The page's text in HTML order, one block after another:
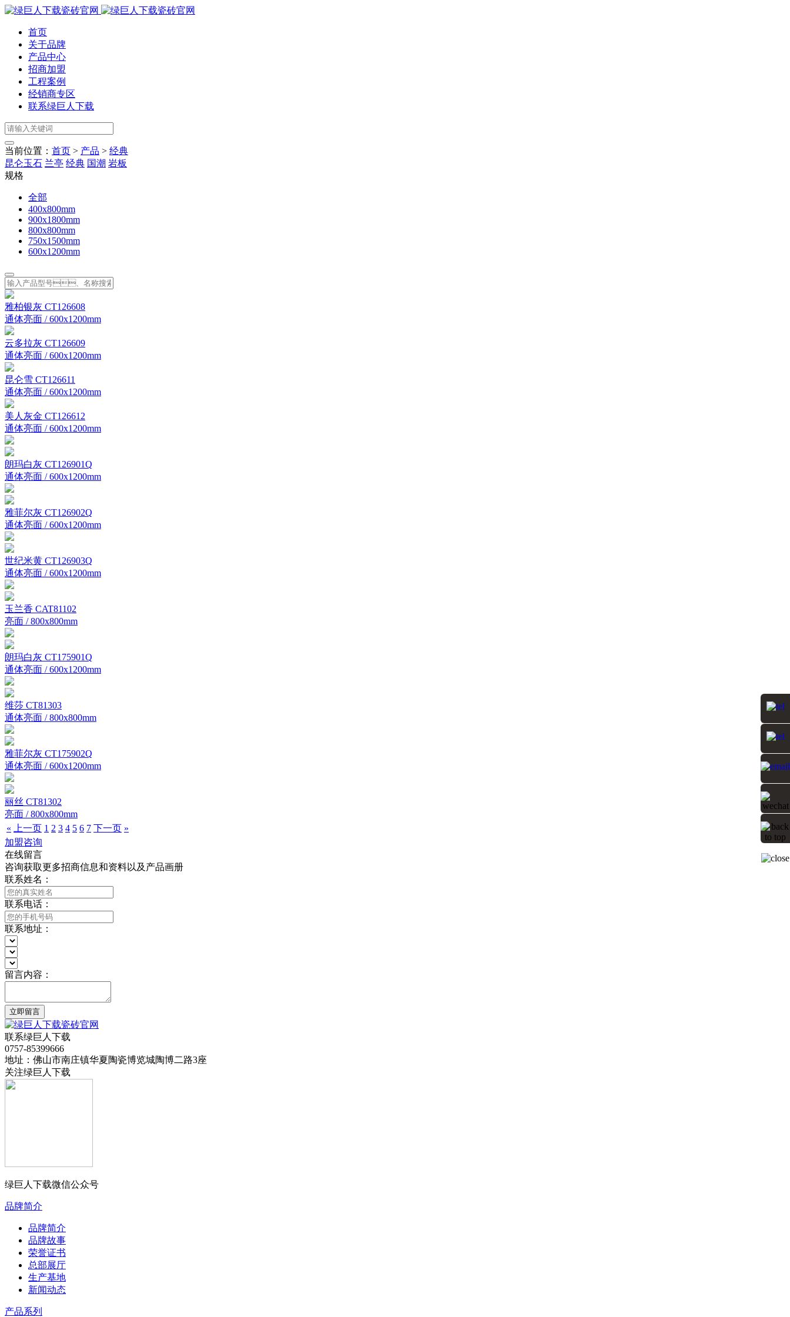
首页
关于品牌
产品中心
招商加盟
工程案例
经销商专区
联系绿巨人下载
当前位置： 首页 > 产品 > 经典
昆仑玉石 兰亭 经典 国潮 岩板
规格
全部
400x800mm
900x1800mm
800x800mm
750x1500mm
600x1200mm
雅柏银灰 CT126608
通体亮面 / 600x1200mm
云多拉灰 CT126609
通体亮面 / 600x1200mm
昆仑雪 CT126611
通体亮面 / 600x1200mm
美人灰金 CT126612
通体亮面 / 600x1200mm
朗玛白灰 CT126901Q
通体亮面 / 600x1200mm
雅菲尔灰 CT126902Q
通体亮面 / 600x1200mm
世纪米黄 CT126903Q
通体亮面 / 600x1200mm
玉兰香 CAT81102
亮面 / 800x800mm
朗玛白灰 CT175901Q
通体亮面 / 600x1200mm
维莎 CT81303
通体亮面 / 800x800mm
雅菲尔灰 CT175902Q
通体亮面 / 600x1200mm
丽丝 CT81302
亮面 / 800x800mm
«
上一页 1 2 3 4 5 6 7 下一页 »
加盟咨询
在线留言
咨询获取更多招商信息和资料以及产品画册
联系姓名：
联系电话：
联系地址：
留言内容：
立即留言
联系绿巨人下载
0757-85399666
地址：佛山市南庄镇华夏陶瓷博览城陶博二路3座
关注绿巨人下载
绿巨人下载微信公众号
品牌简介
品牌简介
品牌故事
荣誉证书
总部展厅
生产基地
新闻动态
产品系列